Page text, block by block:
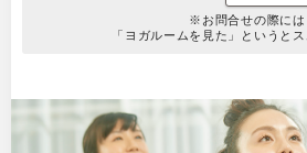
※お問合せの際には
「ヨガルームを見た」というとス